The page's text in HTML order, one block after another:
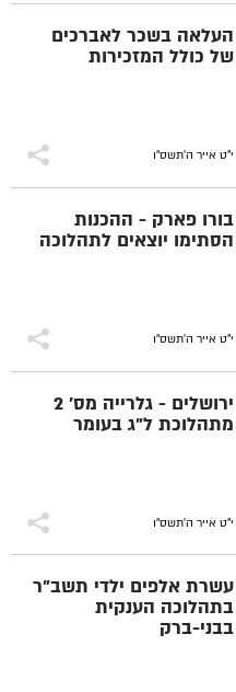
העלאה בשכר לאברכים
של כולל המזכירות
י"ט אייר ה׳תשס״ו
בורו פארק - ההכנות
הסתימו יוצאים לתהלוכה
י"ט אייר ה׳תשס״ו
ירושלים - גלרייה מס' 2
מתהלוכת ל"ג בעומר
י"ט אייר ה׳תשס״ו
עשרת אלפים ילדי תשב"ר
בתהלוכה הענקית
בבני-ברק